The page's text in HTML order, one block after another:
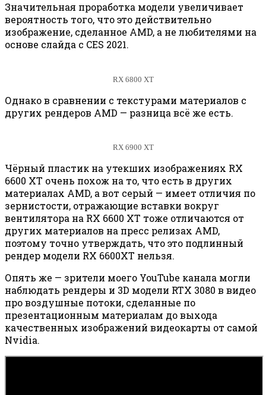
Значительная проработка модели увеличивает
вероятность того, что это действительно
изображение, сделанное AMD, а не любителями на
основе слайда с CES 2021.
RX 6800 XT
Однако в сравнении с текстурами материалов с
других рендеров AMD — разница всё же есть.
RX 6900 XT
Чёрный пластик на утекших изображениях RX
6600 XT очень похож на то, что есть в других
материалах AMD, а вот серый — имеет отличия по
зернистости, отражающие вставки вокруг
вентилятора на RX 6600 XT тоже отличаются от
других материалов на пресс релизах AMD,
поэтому точно утверждать, что это подлинный
рендер модели RX 6600XT нельзя.
Опять же — зрители моего YouTube канала могли
наблюдать рендеры и 3D модели RTX 3080 в видео
про воздушные потоки, сделанные по
презентационным материалам до выхода
качественных изображений видеокарты от самой
Nvidia.